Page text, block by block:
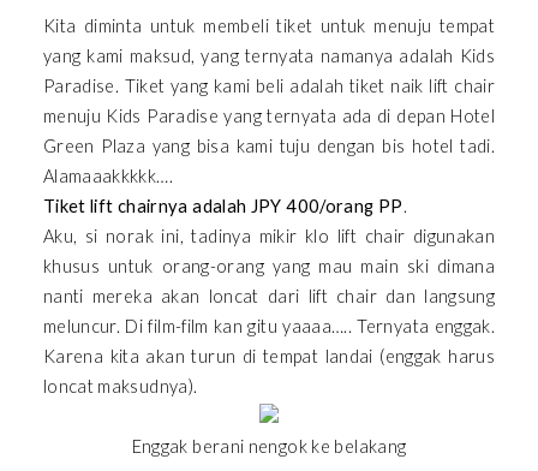
Kita diminta untuk membeli tiket untuk menuju tempat
yang kami maksud, yang ternyata namanya adalah Kids
Paradise. Tiket yang kami beli adalah tiket naik lift chair
menuju Kids Paradise yang ternyata ada di depan Hotel
Green Plaza yang bisa kami tuju dengan bis hotel tadi.
Alamaaakkkkk….
Tiket lift chairnya adalah JPY 400/orang PP.
Aku, si norak ini, tadinya mikir klo lift chair digunakan
khusus untuk orang-orang yang mau main ski dimana
nanti mereka akan loncat dari lift chair dan langsung
meluncur. Di film-film kan gitu yaaaa….. Ternyata enggak.
Karena kita akan turun di tempat landai (enggak harus
loncat maksudnya).
Enggak berani nengok ke belakang